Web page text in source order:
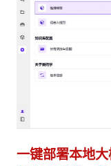
一键部署本地